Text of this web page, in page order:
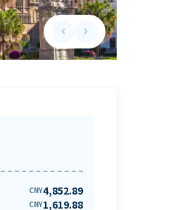
keyboard_arrow_leftPrevious slide
keyboard_arrow_rightNext slide
CNY4,852.89
CNY1,619.88